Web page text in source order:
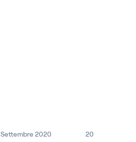
Settembre 2020 2021